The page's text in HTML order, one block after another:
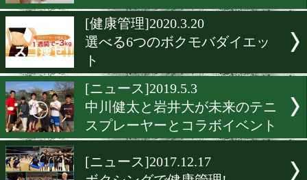
[ダイエット]2021.7.27
[健康管理]2020.3.20
選べる6つのボクモバダイ
ト